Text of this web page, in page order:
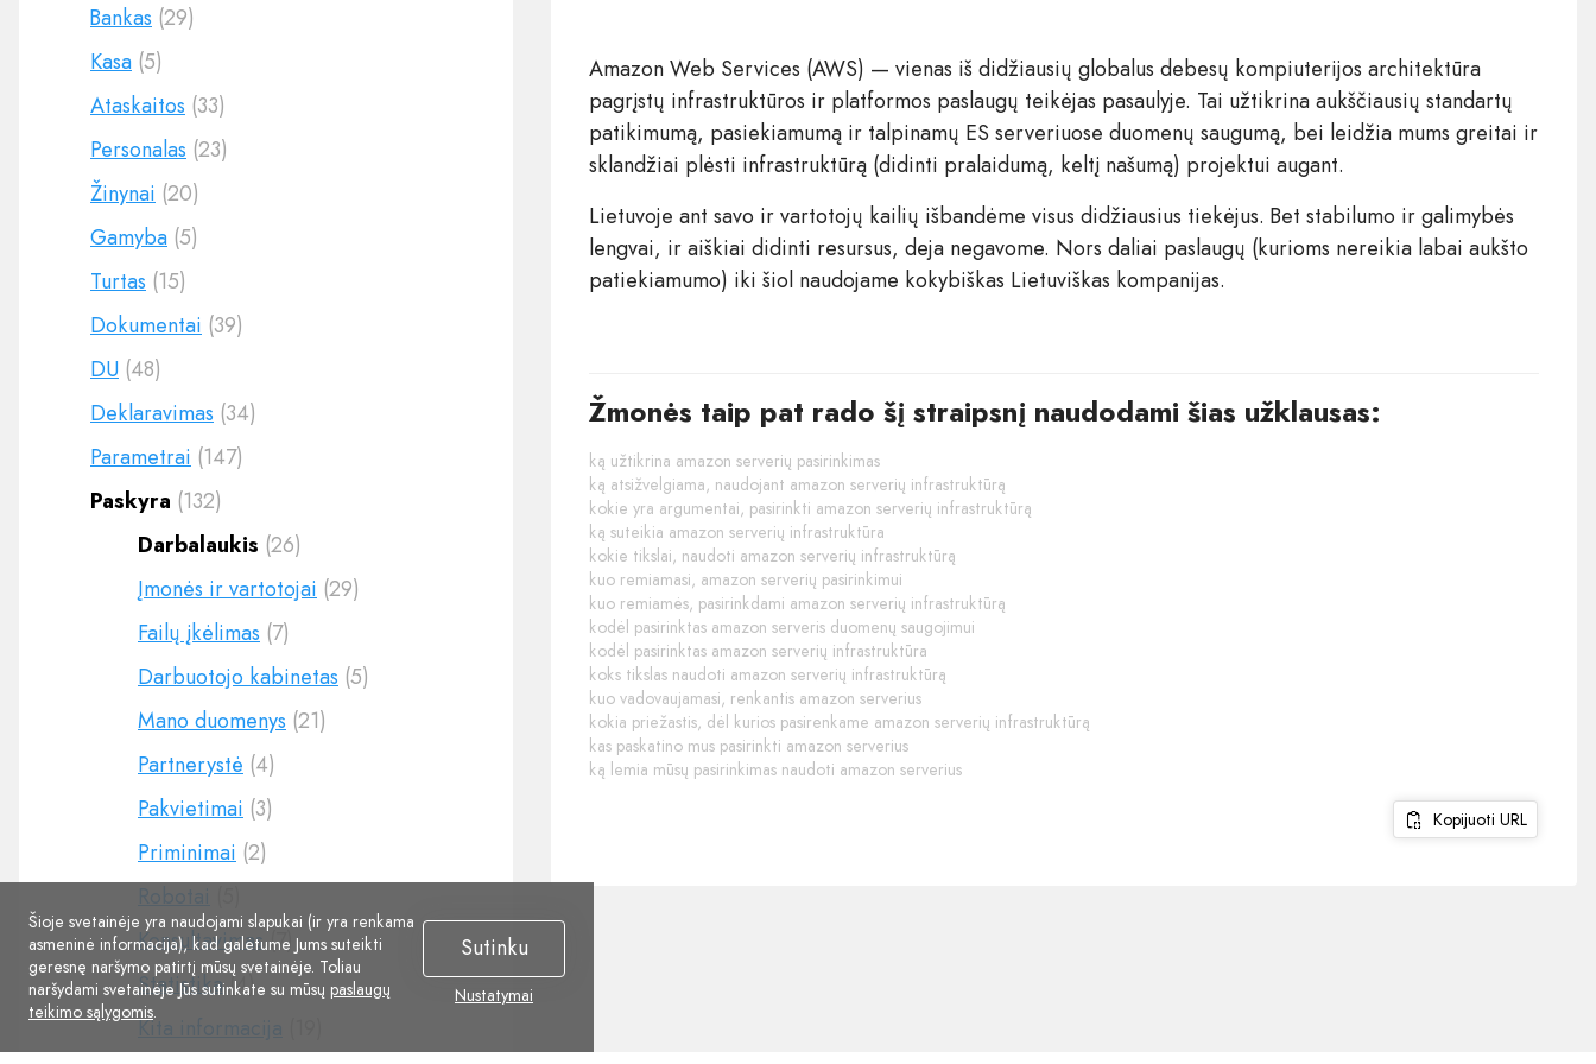
Bankas (29)
Kasa (5)
Ataskaitos (33)
Personalas (23)
Žinynai (20)
Gamyba (5)
Turtas (15)
Dokumentai (39)
DU (48)
Deklaravimas (34)
Parametrai (147)
Paskyra (132)
Darbalaukis (26)
Įmonės ir vartotojai (29)
Failų įkėlimas (7)
Darbuotojo kabinetas (5)
Mano duomenys (21)
Partnerystė (4)
Pakvietimai (3)
Priminimai (2)
Konsultavimas(7)
Statistika(4)
Kita informacija
Amazon Web Services (AWS) — vienas iš didžiausių globalus debesų kompiuterijos architektūra
pagrįstų infrastruktūros ir platformos paslaugų teikėjas pasaulyje. Tai užtikrina aukščiausių standartų
patikimumą, pasiekiamumą ir talpinamų ES serveriuose duomenų saugumą, bei leidžia mums greitai ir
sklandžiai plėsti infrastruktūrą (didinti pralaidumą, keltį našumą) projektui augant.
Lietuvoje ant savo ir vartotojų kailių išbandėme visus didžiausius tiekėjus. Bet stabilumo ir galimybės
lengvai, ir aiškiai didinti resursus, deja negavome. Nors daliai paslaugų (kurioms nereikia labai aukšto
patiekiamumo) iki šiol naudojame kokybiškas Lietuviškas kompanijas.
Žmonės taip pat rado šį straipsnį naudodami šias užklausas:
ką užtikrina amazon serverių pasirinkimas
ką atsižvelgiama, naudojant amazon serverių infrastruktūrą
kokie yra argumentai, pasirinkti amazon serverių infrastruktūrą
ką suteikia amazon serverių infrastruktūra
kokie tikslai, naudoti amazon serverių infrastruktūrą
kuo remiamasi, amazon serverių pasirinkimui
kuo remiamės, pasirinkdami amazon serverių infrastruktūrą
kodėl pasirinktas amazon serveris duomenų saugojimui
kodėl pasirinktas amazon serverių infrastruktūra
koks tikslas naudoti amazon serverių infrastruktūrą
kuo vadovaujamasi, renkantis amazon serverius
kokia priežastis, dėl kurios pasirenkame amazon serverių infrastruktūrą
kas paskatino mus pasirinkti amazon serverius
ką lemia mūsų pasirinkimas naudoti amazon serverius
Kopijuoti URL
Šioje svetainėje yra naudojami slapukai (ir yra renkama
asmeninė informacija), kad galėtume Jums suteikti
geresnę naršymo patirtį mūsų svetainėje. Toliau
naršydami svetainėje Jūs sutinkate su mūsų paslaugų
teikimo sąlygomis.
Sutinku
Nustatymai